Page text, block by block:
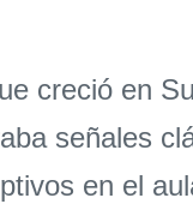
creció en
señales
en el